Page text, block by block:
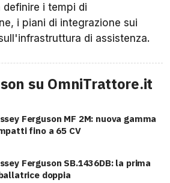
definire i tempi di
i piani di integrazione sui
di assistenza.
su OmniTrattore.it
Ferguson MF 2M: nuova gamma
fino a 65 CV
Ferguson SB.1436DB: la prima
doppia